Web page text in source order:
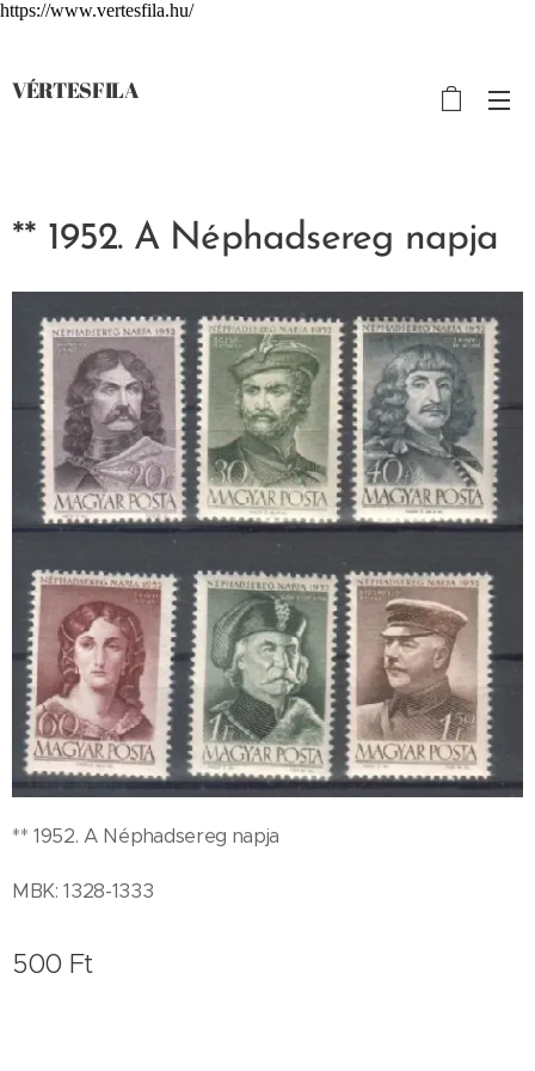
https://www.vertesfila.hu/
VÉRTESFILA
** 1952. A Néphadsereg napja
** 1952. A Néphadsereg napja
MBK: 1328-1333
500 Ft